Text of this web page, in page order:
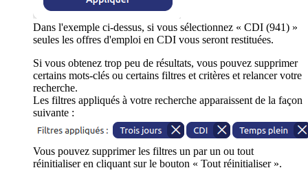
Dans l'exemple ci-dessus, si vous sélectionnez « CDI (941) »
seules les offres d'emploi en CDI vous seront restituées.
Si vous obtenez trop peu de résultats, vous pouvez supprimer
certains mots-clés ou certains filtres et critères et relancer votre
recherche.
Les filtres appliqués à votre recherche apparaissent de la façon
suivante :
Vous pouvez supprimer les filtres un par un ou tout
réinitialiser en cliquant sur le bouton « Tout réinitialiser ».